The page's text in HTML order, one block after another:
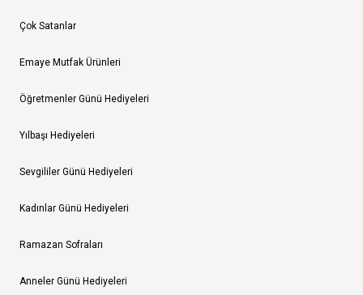
Çok Satanlar
Emaye Mutfak Ürünleri
Öğretmenler Günü Hediyeleri
Yılbaşı Hediyeleri
Sevgililer Günü Hediyeleri
Kadınlar Günü Hediyeleri
Ramazan Sofraları
Anneler Günü Hediyeleri